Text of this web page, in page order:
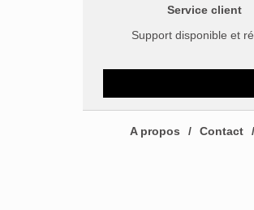
Service client
Support disponible et
A propos Contact